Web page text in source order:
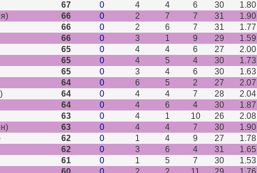
67 0 4 4 6 30
1.80
66 0 2 7 7 31
1.90
66 0 2 6 7 31
1.77
66 0 3 1 9 29
1.59
65 0 4 4 6 27
2.00
65 0 4 5 4 30
1.73
65 0 3 4 6 30
1.63
64 0 6 5 2 27
2.07
64 0 4 4 7 28
2.04
64 0 4 6 4 30
1.87
63 0 4 1 10 26
2.08
63 0 4 4 7 30
1.90
62 0 1 4 9 27
1.78
62 0 3 6 4 31
1.65
61 0 1 5 7 30
1.53